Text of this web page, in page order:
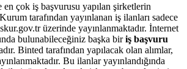
çok iş başvurusu yapılan şirketlerin
tarafından yayınlanan iş ilanları sadece
üzerinde yayınlanmaktadır. İnternet
bulunabileceğiniz başka biriş başvuru
Binted tarafından yapılacak olan alımlar,
Bu ilanlar yayınlandığında